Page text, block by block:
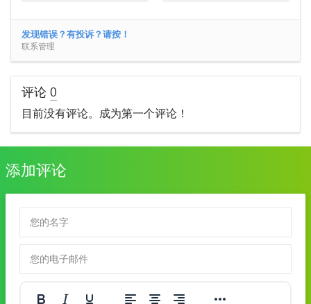
发现错误？有投诉？请按！
联系管理
评论 0
目前没有评论。成为第一个评论！
添加评论